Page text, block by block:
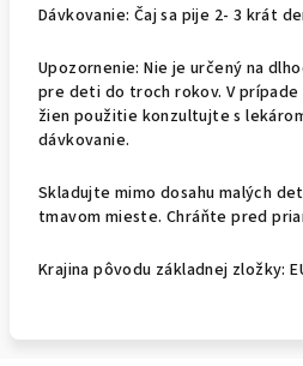
Dávkovanie: Čaj sa pije 2- 3 krát
Upozornenie: Nie je určený na
pre deti do troch rokov. V
žien použitie konzultujte s
dávkovanie.
Skladujte mimo dosahu malých
tmavom mieste. Chráňte pred
Krajina pôvodu základnej zložky: